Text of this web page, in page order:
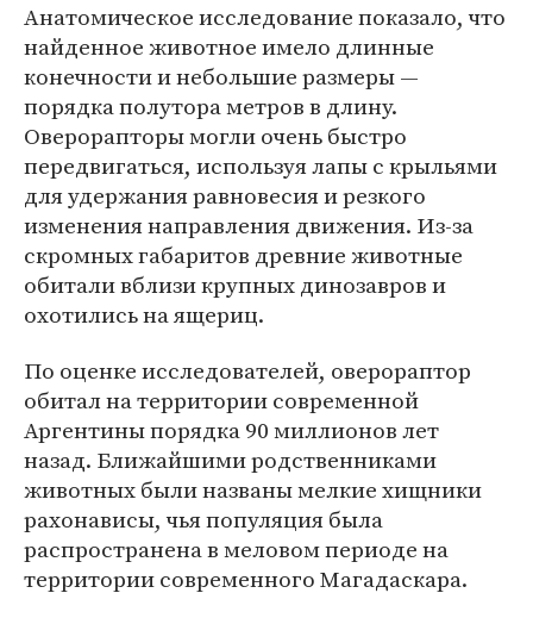
Анатомическое исследование показало, что
найденное животное имело длинные
конечности и небольшие размеры —
порядка полутора метров в длину.
Оверорапторы могли очень быстро
передвигаться, используя лапы с крыльями
для удержания равновесия и резкого
изменения направления движения. Из-за
скромных габаритов древние животные
обитали вблизи крупных динозавров и
охотились на ящериц.
По оценке исследователей, оверораптор
обитал на территории современной
Аргентины порядка 90 миллионов лет
назад. Ближайшими родственниками
животных были названы мелкие хищники
рахонависы, чья популяция была
распространена в меловом периоде на
территории современного Магадаскара.